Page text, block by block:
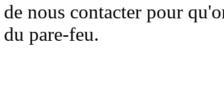
de nous contacter pour
du pare-feu.